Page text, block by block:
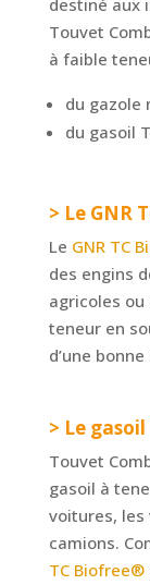
destiné aux
Touvet
à faible
du gazole
du gasoil
> Le GNR
Le GNR TC
des engins
agricoles ou
teneur en
d’une
> Le
Touvet
gasoil à
voitures, les
camions.
TC Biofree®